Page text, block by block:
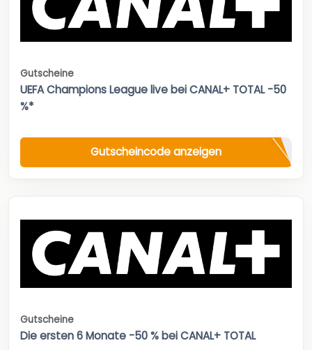
Gutscheine
UEFA Champions League live bei CANAL+ TOTAL -50
%*
Gutscheincode anzeigen
Gutscheine
Die ersten 6 Monate -50 % bei CANAL+ TOTAL